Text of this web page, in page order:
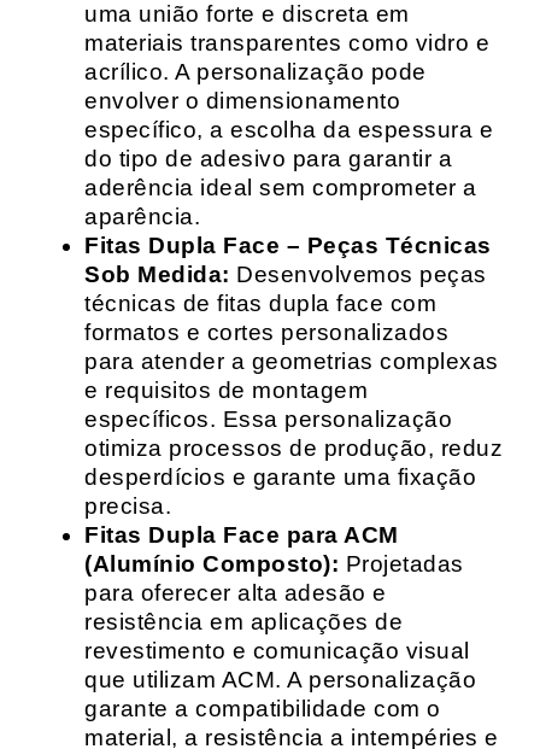
uma união forte e discreta em
materiais transparentes como vidro e
acrílico. A personalização pode
envolver o dimensionamento
específico, a escolha da espessura e
do tipo de adesivo para garantir a
aderência ideal sem comprometer a
aparência.
Fitas Dupla Face – Peças Técnicas
Sob Medida: Desenvolvemos peças
técnicas de fitas dupla face com
formatos e cortes personalizados
para atender a geometrias complexas
e requisitos de montagem
específicos. Essa personalização
otimiza processos de produção, reduz
desperdícios e garante uma fixação
precisa.
Fitas Dupla Face para ACM
(Alumínio Composto): Projetadas
para oferecer alta adesão e
resistência em aplicações de
revestimento e comunicação visual
que utilizam ACM. A personalização
garante a compatibilidade com o
material, a resistência a intempéries e